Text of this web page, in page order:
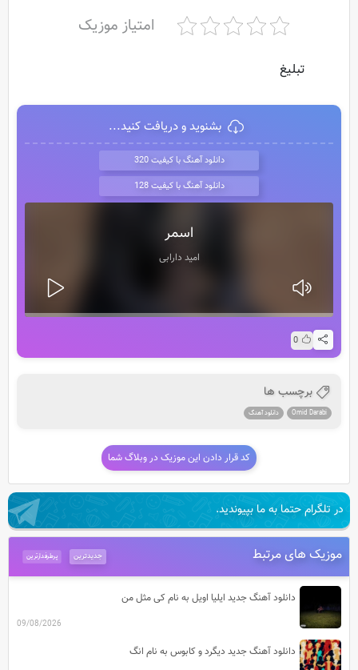
امتیاز موزیک
تبلیغ
بشنوید و دریافت کنید...
دانلود آهنگ با کیفیت 320
دانلود آهنگ با کیفیت 128
اسمر
امید دارابی
0
برچسب ها
Omid Darabi دانلود آهنگ
کد قرار دادن این موزیک در وبلاگ شما
در تلگرام حتما به ما بپیوندید.
موزیک های مرتبط پرطرفدارترین جدیدترین
دانلود آهنگ جدید ایلیا اویل به نام کی مثل من
09/08/2026
دانلود آهنگ جدید دیگرد و کابوس به نام انگ